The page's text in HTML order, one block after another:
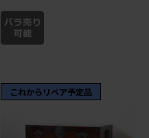
これからリペア予定品